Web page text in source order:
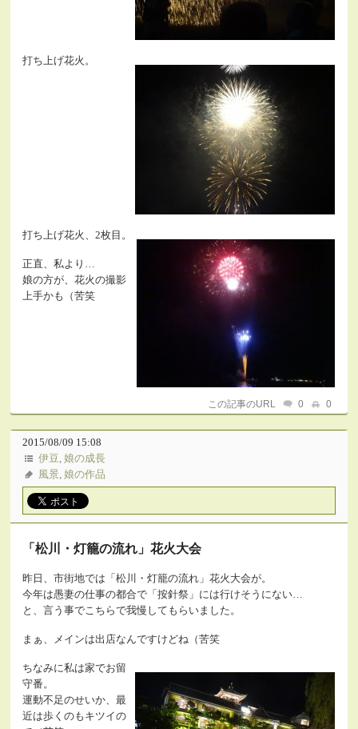
打ち上げ花火。
打ち上げ花火、2枚目。
正直、私より…
娘の方が、花火の撮影
上手かも（苦笑
この記事のURL 0 0
2015/08/09 15:08
伊豆,娘の成長
風景,娘の作品
「松川・灯籠の流れ」花火大会
昨日、市街地では「松川・灯籠の流れ」花火大会が。
今年は愚妻の仕事の都合で「按針祭」には行けそうにない…
と、言う事でこちらで我慢してもらいました。
まぁ、メインは出店なんですけどね（苦笑
ちなみに私は家でお留
守番。
運動不足のせいか、最
近は歩くのもキツイの